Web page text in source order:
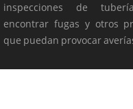
inspecciones de
encontrar fugas y otros
que puedan provocar